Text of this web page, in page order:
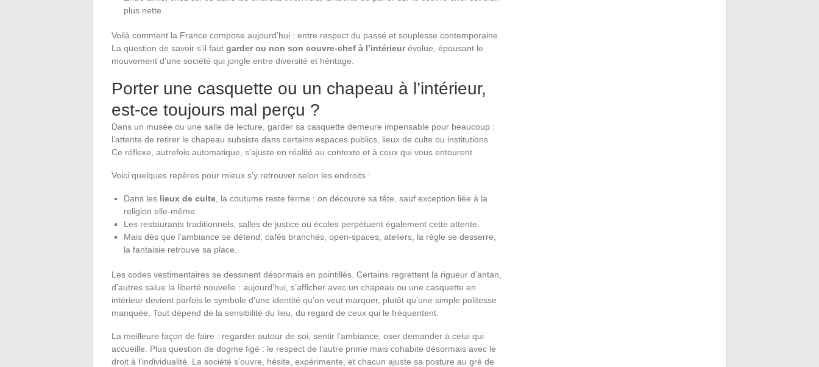
plus nette.
Voilà comment la France compose aujourd’hui : entre respect du passé et souplesse contemporaine.
La question de savoir s’il faut garder ou non son couvre-chef à l’intérieurévolue, épousant le
mouvement d’une société qui jongle entre diversité et héritage.
Porter une casquette ou un chapeau à l’intérieur,
est-ce toujours mal perçu ?
Dans un musée ou une salle de lecture, garder sa casquette demeure impensable pour beaucoup :
l’attente de retirer le chapeau subsiste dans certains espaces publics, lieux de culte ou institutions.
Ce réflexe, autrefois automatique, s’ajuste en réalité au contexte et à ceux qui vous entourent.
Voici quelques repères pour mieux s’y retrouver selon les endroits :
Dans les lieux de culte , la coutume reste ferme : on découvre sa tête, sauf exception liée à la
religion elle-même.
Les restaurants traditionnels, salles de justice ou écoles perpétuent également cette attente.
Mais dès que l’ambiance se détend, cafés branchés, open-spaces, ateliers, la règle se desserre,
la fantaisie retrouve sa place.
Les codes vestimentaires se dessinent désormais en pointillés. Certains regrettent la rigueur d’antan,
d’autres salue la liberté nouvelle : aujourd’hui, s’afficher avec un chapeau ou une casquette en
intérieur devient parfois le symbole d’une identité qu’on veut marquer, plutôt qu’une simple politesse
manquée. Tout dépend de la sensibilité du lieu, du regard de ceux qui le fréquentent.
La meilleure façon de faire : regarder autour de soi, sentir l’ambiance, oser demander à celui qui
accueille. Plus question de dogme figé : le respect de l’autre prime mais cohabite désormais avec le
droit à l’individualité. La société s’ouvre, hésite, expérimente, et chacun ajuste sa posture au gré de